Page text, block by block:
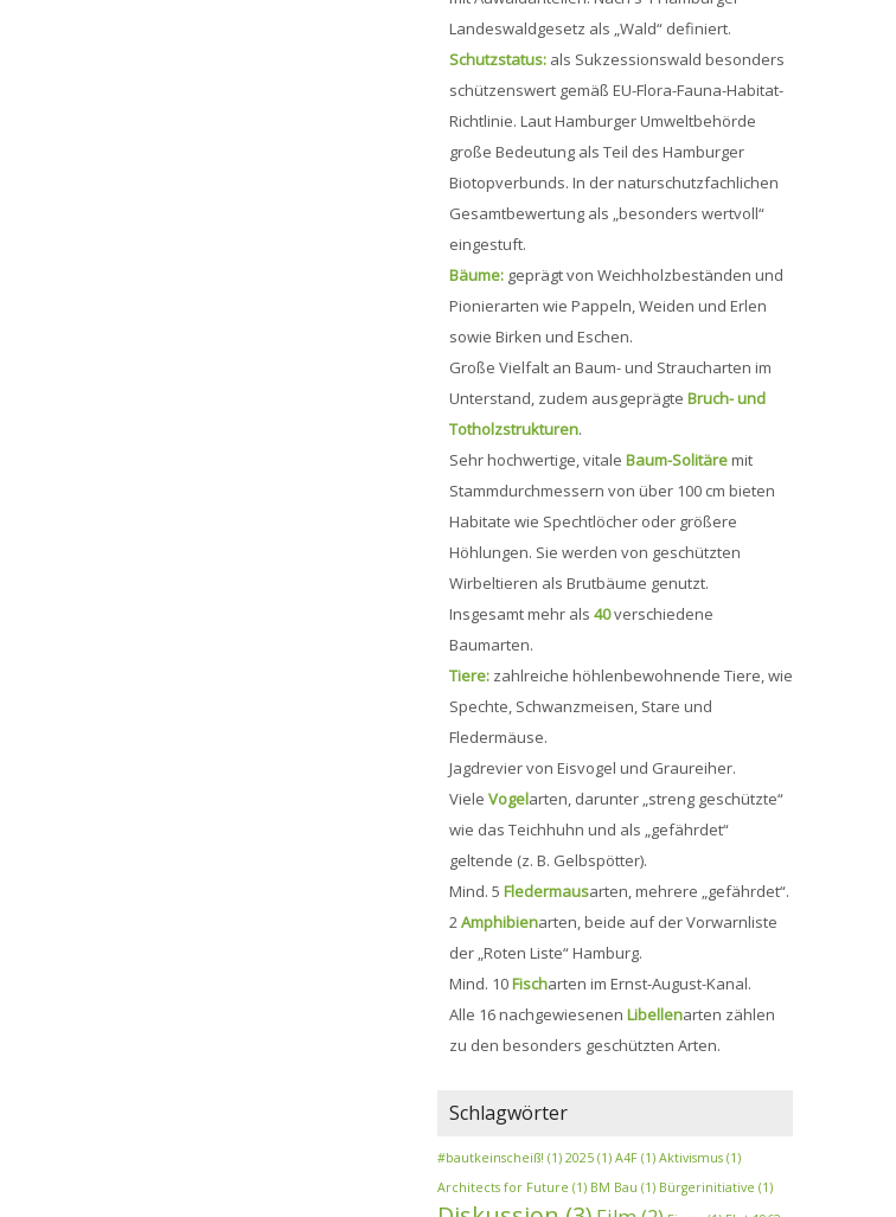
Landeswaldgesetz als „Wald“ definiert.
Schutzstatus: als Sukzessionswald besonders
schützenswert gemäß EU-Flora-Fauna-Habitat-
Richtlinie. Laut Hamburger Umweltbehörde
große Bedeutung als Teil des Hamburger
Biotopverbunds. In der naturschutzfachlichen
Gesamtbewertung als „besonders wertvoll“
eingestuft.
Bäume: geprägt von Weichholzbeständen und
Pionierarten wie Pappeln, Weiden und Erlen
sowie Birken und Eschen.
Große Vielfalt an Baum- und Straucharten im
Unterstand, zudem ausgeprägte Bruch- und
Totholzstrukturen.
Sehr hochwertige, vitale Baum-Solitäremit
Stammdurchmessern von über 100 cm bieten
Habitate wie Spechtlöcher oder größere
Höhlungen. Sie werden von geschützten
Wirbeltieren als Brutbäume genutzt.
Insgesamt mehr als 40verschiedene
Baumarten.
Tiere: zahlreiche höhlenbewohnende Tiere, wie
Spechte, Schwanzmeisen, Stare und
Fledermäuse.
Jagdrevier von Eisvogel und Graureiher.
Viele Vogelarten, darunter „streng geschützte“
wie das Teichhuhn und als „gefährdet“
geltende (z. B. Gelbspötter).
Mind. 5 Fledermausarten, mehrere „gefährdet“.
2Amphibienarten, beide auf der Vorwarnliste
der „Roten Liste“ Hamburg.
Mind. 10Fischarten im Ernst-August-Kanal.
Alle 16 nachgewiesenen Libellenarten zählen
zu den besonders geschützten Arten.
Schlagwörter
#bautkeinscheiß! (1) 2025 (1) A4F (1) Aktivismus (1)
Architects for Future (1) BM Bau (1) Bürgerinitiative (1)